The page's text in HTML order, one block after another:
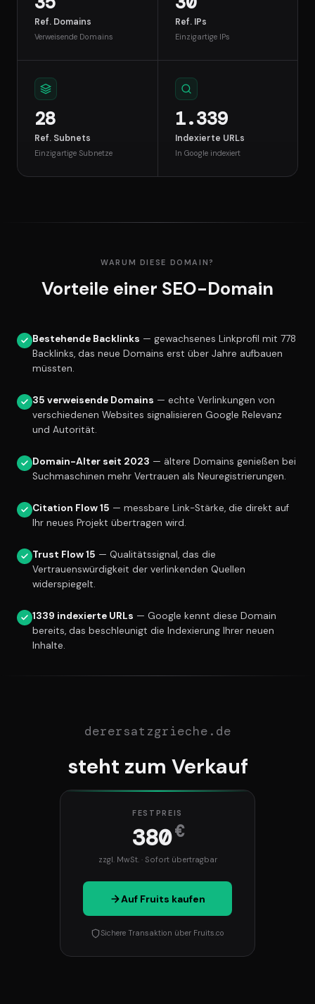
Ref. Domains
Verweisende Domains
Ref. IPs
Einzigartige IPs
28
Ref. Subnets
Einzigartige Subnetze
1.339
Indexierte URLs
In Google indexiert
WARUM DIESE DOMAIN?
Vorteile einer SEO-Domain
Bestehende Backlinks — gewachsenes Linkprofil mit 778
Backlinks, das neue Domains erst über Jahre aufbauen
müssten.
35 verweisende Domains — echte Verlinkungen von
verschiedenen Websites signalisieren Google Relevanz
und Autorität.
Domain-Alter seit 2023 — ältere Domains genießen bei
Suchmaschinen mehr Vertrauen als Neuregistrierungen.
Citation Flow 15 — messbare Link-Stärke, die direkt auf
Ihr neues Projekt übertragen wird.
Trust Flow 15 — Qualitätssignal, das die
Vertrauenswürdigkeit der verlinkenden Quellen
widerspiegelt.
1339 indexierte URLs — Google kennt diese Domain
bereits, das beschleunigt die Indexierung Ihrer neuen
Inhalte.
derersatzgrieche.de
steht zum Verkauf
FESTPREIS
380€
zzgl. MwSt. · Sofort übertragbar
Auf Fruits kaufen
Sichere Transaktion über Fruits.co